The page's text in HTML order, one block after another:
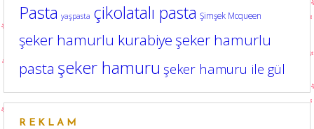
Pasta yaşpasta çikolatalı pasta Şimşek Mcqueen
şeker hamurlu kurabiye şeker hamurlu
pasta şeker hamuru şeker hamuru ile gül
REKLAM